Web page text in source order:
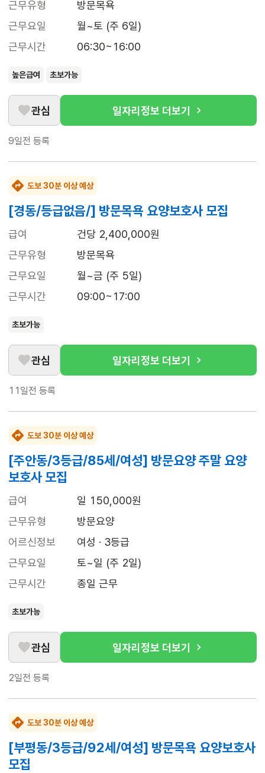
근무유형
방문목욕
근무요일
월~토 (주 6일)
근무시간
06:30~16:00
높은급여 초보가능
관심 일자리정보 더보기
9일전 등록
도보 30분 이상 예상
[경동/등급없음/] 방문목욕 요양보호사 모집
급여
건당 2,400,000원
근무유형
방문목욕
근무요일
월~금 (주 5일)
근무시간
09:00~17:00
초보가능
관심 일자리정보 더보기
11일전 등록
도보 30분 이상 예상
[주안동/3등급/85세/여성] 방문요양 주말 요양
보호사 모집
급여
일 150,000원
근무유형
방문요양
어르신정보
여성 · 3등급
근무요일
토~일 (주 2일)
근무시간
종일 근무
초보가능
관심 일자리정보 더보기
2일전 등록
도보 30분 이상 예상
[부평동/3등급/92세/여성] 방문목욕 요양보호사
모집